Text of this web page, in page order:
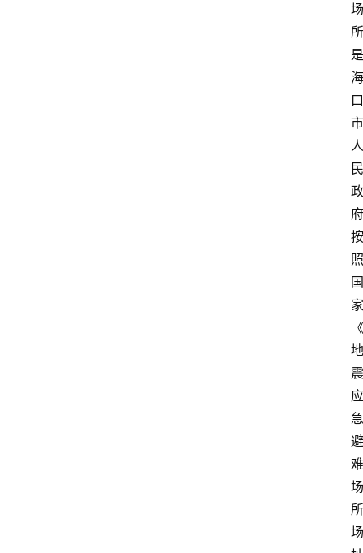
场
所
是
海
口
市
人
民
政
府
按
照
国
家
《
地
震
应
急
避
难
场
所
场